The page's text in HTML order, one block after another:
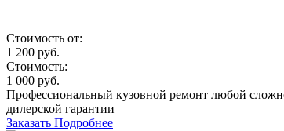
Стоимость от:
1 200 руб.
Стоимость:
1 000 руб.
Профессиональный кузовной ремонт любой
дилерской гарантии
Заказать Подробнее